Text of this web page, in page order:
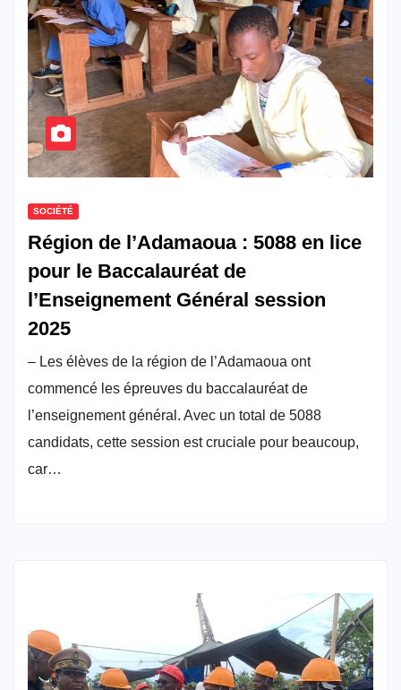
SOCIÉTÉ
Région de l’Adamaoua : 5088 en lice
pour le Baccalauréat de
l’Enseignement Général session
2025
– Les élèves de la région de l’Adamaoua ont
commencé les épreuves du baccalauréat de
l’enseignement général. Avec un total de 5088
candidats, cette session est cruciale pour beaucoup,
car…